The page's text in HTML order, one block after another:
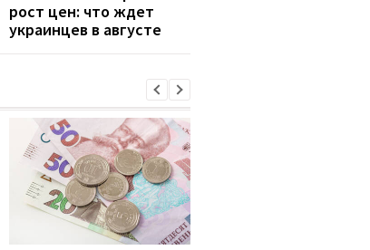
рост цен: что ждет
украинцев в августе